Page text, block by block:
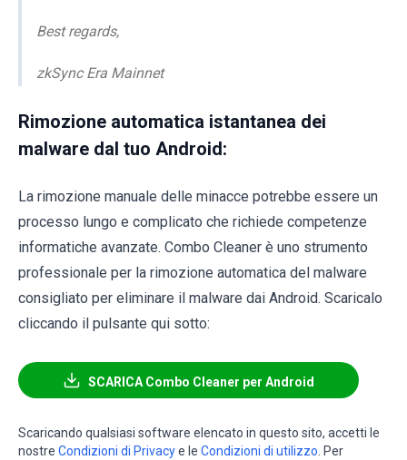
Best regards,
zkSync Era Mainnet
Rimozione automatica istantanea dei
malware dal tuo Android:
La rimozione manuale delle minacce potrebbe essere un
processo lungo e complicato che richiede competenze
informatiche avanzate. Combo Cleaner è uno strumento
professionale per la rimozione automatica del malware
consigliato per eliminare il malware dai Android. Scaricalo
cliccando il pulsante qui sotto:
SCARICA Combo Cleaner per Android
Scaricando qualsiasi software elencato in questo sito, accetti le
nostre Condizioni di Privacye le Condizioni di utilizzo. Per